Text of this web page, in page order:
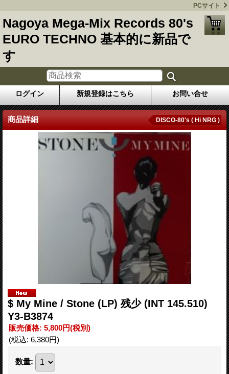
PCサイト
Nagoya Mega-Mix Records 80's
EURO TECHNO 基本的に新品で
す
ログイン 新規登録はこちら お問い合せ
商品詳細 DISCO-80's ( Hi NRG )
$ My Mine / Stone (LP) 残少 (INT 145.510)
Y3-B3874
販売価格: 5,800円(税別)
(税込: 6,380円)
数量: